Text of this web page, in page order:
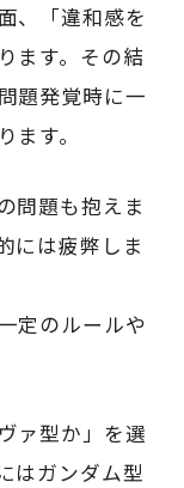
、「違和感を
ます。その結
題発覚時に一
す。
問題も抱えま
には疲弊しま
定のルールや
ァ型か」を選
はガンダム型